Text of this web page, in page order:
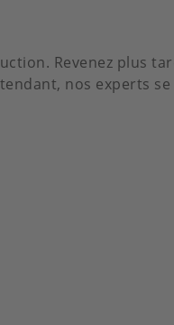
Revenez plus
nos experts